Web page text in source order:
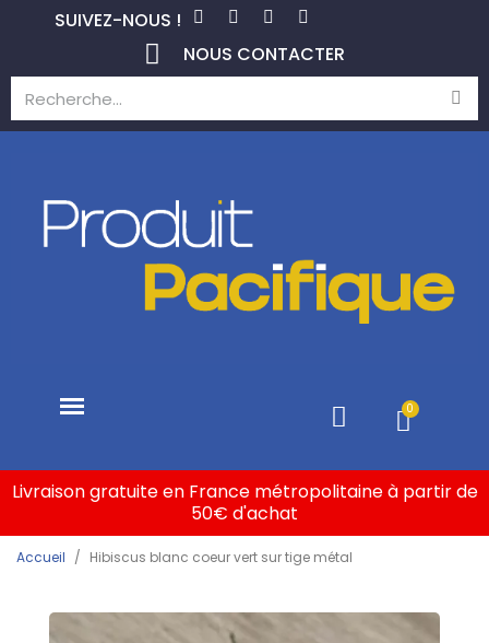
SUIVEZ-NOUS !
NOUS CONTACTER
Livraison gratuite en France métropolitaine à partir de
50€ d'achat
Accueil Hibiscus blanc coeur vert sur tige métal